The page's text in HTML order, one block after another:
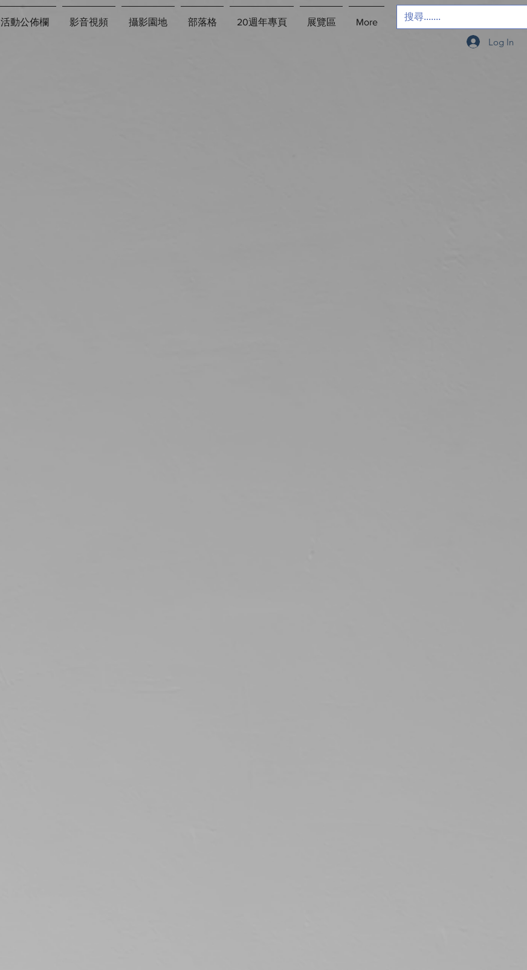
活動公佈欄 影音視頻 攝影園地 部落格 20週年專頁 展覽區 More
Log In